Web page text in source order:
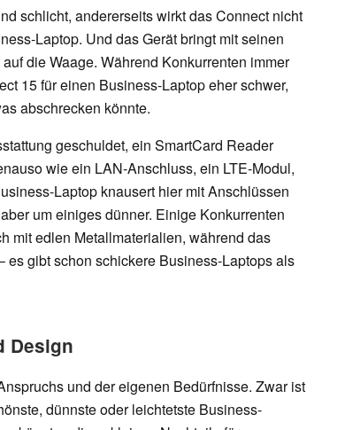
schlicht, andererseits wirkt das Connect nicht
Laptop. Und das Gerät bringt mit seinen
die Waage. Während Konkurrenten immer
15 für einen Business-Laptop eher schwer,
abschrecken könnte.
geschuldet, ein SmartCard Reader
wie ein LAN-Anschluss, ein LTE-Modul,
Laptop knausert hier mit Anschlüssen
um einiges dünner. Einige Konkurrenten
mit edlen Metallmaterialien, während das
es gibt schon schickere Business-Laptops als
Design
und der eigenen Bedürfnisse. Zwar ist
dünnste oder leichtetste Business-